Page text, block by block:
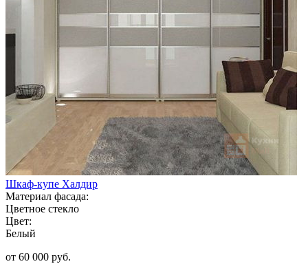
Шкаф-купе Халдир
Материал фасада:
Цветное стекло
Цвет:
Белый
от 60 000 руб.